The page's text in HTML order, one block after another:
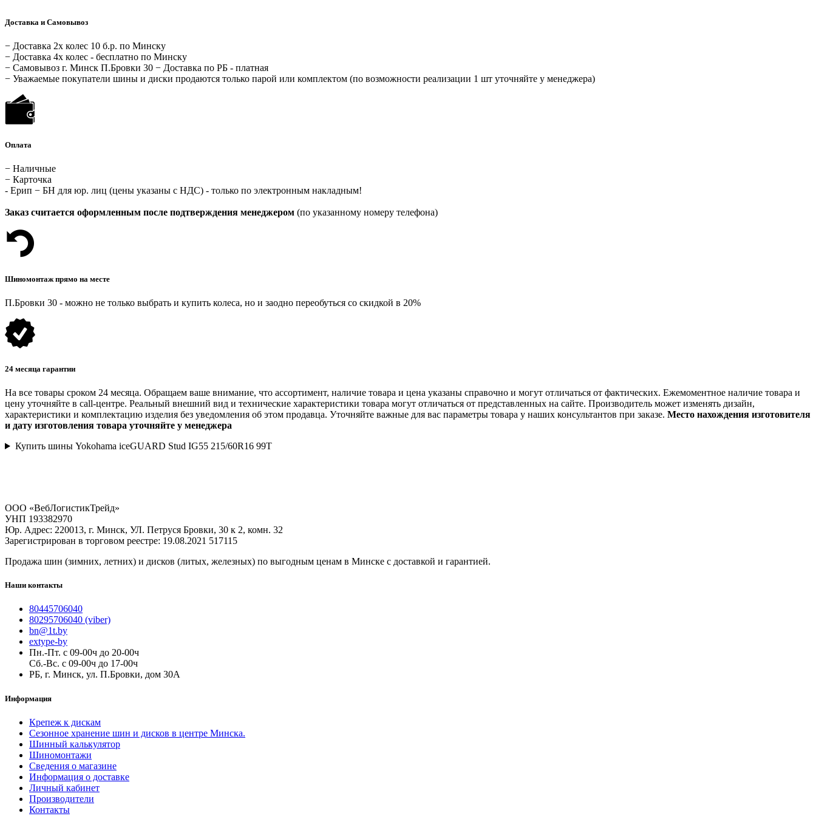
Доставка и Самовывоз
− Доставка 2х колес 10 б.р. по Минску
− Доставка 4х колес - бесплатно по Минску
− Самовывоз г. Минск П.Бровки 30 − Доставка по РБ - платная
− Уважаемые покупатели шины и диски продаются только парой или комплектом (по возможности реализации 1 шт уточняйте у менеджера)
Оплата
− Наличные
− Карточка
- Ерип − БН для юр. лиц (цены указаны с НДС) - только по электронным накладным!
Заказ считается оформленным после подтверждения менеджером (по указанному номеру телефона)
Шиномонтаж прямо на месте
П.Бровки 30 - можно не только выбрать и купить колеса, но и заодно переобуться со скидкой в 20%
24 месяца гарантии
На все товары сроком 24 месяца. Обращаем ваше внимание, что ассортимент, наличие товара и цена указаны справочно и могут отличаться от фактических. Ежемоментное наличие товара и
цену уточняйте в call-центре. Реальный внешний вид и технические характеристики товара могут отличаться от представленных на сайте. Производитель может изменять дизайн,
характеристики и комплектацию изделия без уведомления об этом продавца. Уточняйте важные для вас параметры товара у наших консультантов при заказе. Место нахождения изготовителя
и дату изготовления товара уточняйте у менеджера
Купить шины Yokohama iceGUARD Stud IG55 215/60R16 99T
ООО «ВебЛогистикТрейд»
УНП 193382970
Юр. Адрес: 220013, г. Минск, УЛ. Петруся Бровки, 30 к 2, комн. 32
Зарегистрирован в торговом реестре: 19.08.2021 517115
Продажа шин (зимних, летних) и дисков (литых, железных) по выгодным ценам в Минске с доставкой и гарантией.
Наши контакты
80445706040
80295706040 (viber)
bn@1t.by
extype-by
Пн.-Пт. с 09-00ч до 20-00ч
Сб.-Вс. с 09-00ч до 17-00ч
РБ, г. Минск, ул. П.Бровки, дом 30А
Информация
Крепеж к дискам
Сезонное хранение шин и дисков в центре Минска.
Шинный калькулятор
Шиномонтажи
Сведения о магазине
Информация о доставке
Личный кабинет
Производители
Контакты